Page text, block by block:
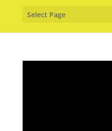
Select Page